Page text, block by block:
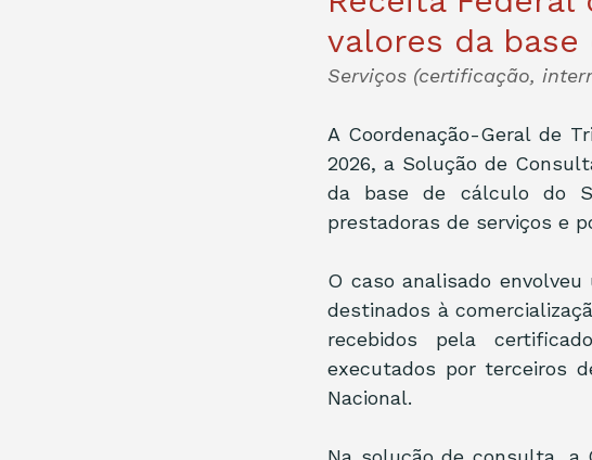
valores da
Serviços (certificação,
A Coordenação-Geral de
2026, a Solução de
da base de cálculo do
prestadoras de serviços e
O caso analisado
destinados à
recebidos pela
executados por terceiros
Nacional.